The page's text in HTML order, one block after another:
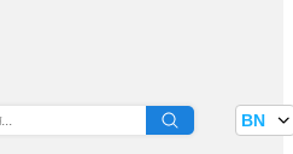
বাতায়ন BN